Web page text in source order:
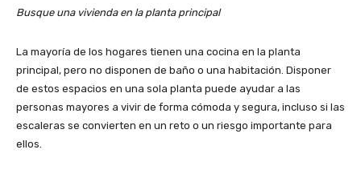
Busque una vivienda en la planta principal
La mayoría de los hogares tienen una cocina en la planta
principal, pero no disponen de baño o una habitación. Disponer
de estos espacios en una sola planta puede ayudar a las
personas mayores a vivir de forma cómoda y segura, incluso si las
escaleras se convierten en un reto o un riesgo importante para
ellos.